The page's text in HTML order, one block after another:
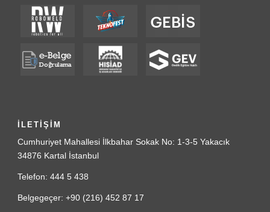
İLETİŞİM
Cumhuriyet Mahallesi İlkbahar Sokak No: 1-3-5 Yakacık
34876 Kartal İstanbul
Telefon: 444 5 438
Belgegeçer: +90 (216) 452 87 17